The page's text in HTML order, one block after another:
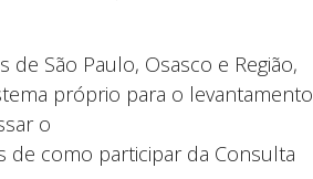
São Paulo, Osasco e Região,
próprio para o levantamento
o
de como participar da Consulta